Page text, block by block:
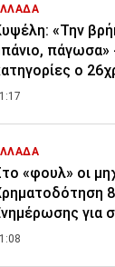
«Την
πάγωσα»
ο
«φουλ» οι
για